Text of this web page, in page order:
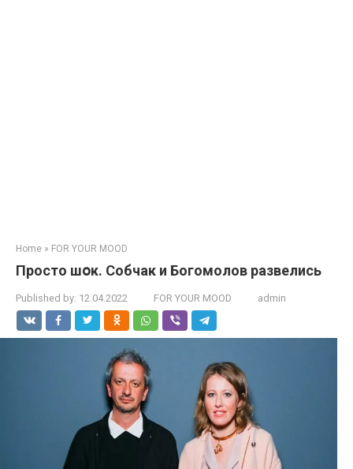
Home » FOR YOUR MOOD
Просто шօк. Собчак и Богомолов развелись
Published by: 12.04.2022 FOR YOUR MOOD admin